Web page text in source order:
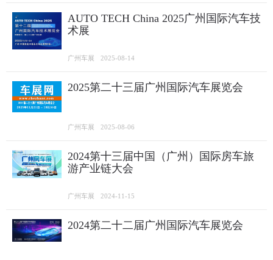
AUTO TECH China 2025广州国际汽车技
术展
广州车展 2025-08-14
2025第二十三届广州国际汽车展览会
广州车展 2025-08-06
2024第十三届中国（广州）国际房车旅
游产业链大会
广州车展 2024-11-15
2024第二十二届广州国际汽车展览会